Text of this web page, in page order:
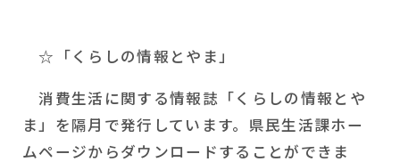
☆「くらしの情報とやま」
消費生活に関する情報誌「くらしの情報とや
ま」を隔月で発行しています。県民生活課ホー
ムページからダウンロードすることができま